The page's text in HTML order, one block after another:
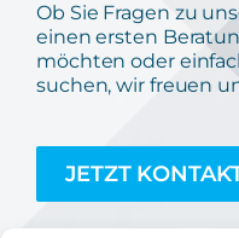
Ob Sie Fragen zu
einen ersten
möchten oder
suchen, wir freuen
JETZT